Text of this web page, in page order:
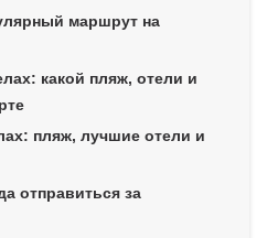
маршрут на
какой пляж, отели и
пляж, лучшие отели и
отправиться за